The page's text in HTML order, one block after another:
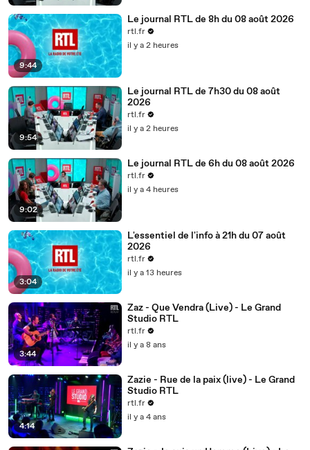
9:44
Le journal RTL de 8h du 08 août 2026
rtl.fr
il y a 2 heures
9:54
Le journal RTL de 7h30 du 08 août
2026
rtl.fr
il y a 2 heures
9:02
Le journal RTL de 6h du 08 août 2026
rtl.fr
il y a 4 heures
3:04
L'essentiel de l'info à 21h du 07 août
2026
rtl.fr
il y a 13 heures
3:44
Zaz - Que Vendra (Live) - Le Grand
Studio RTL
rtl.fr
il y a 8 ans
4:14
Zazie - Rue de la paix (live) - Le Grand
Studio RTL
rtl.fr
il y a 4 ans